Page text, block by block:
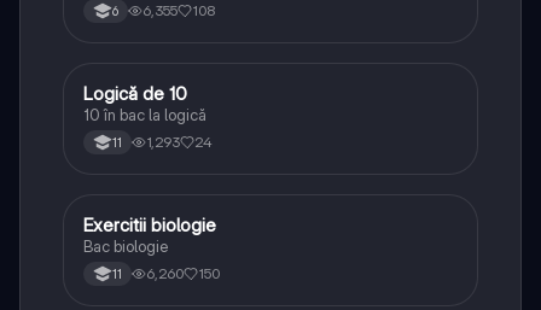
6 6,355 108
Logică
Logică de 10
10 în bac la logică
11 1,293 24
Biologie
Exercitii biologie
Bac biologie
11 6,260 150